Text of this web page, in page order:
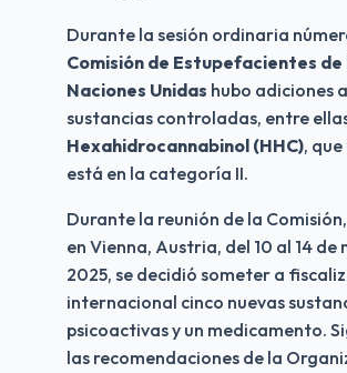
Comisión de Estupefacientes de
Naciones Unidas hubo adiciones
Hexahidrocannabinol (HHC),
está en la categoría II.
Durante la reunión de la
en Vienna, Austria, del 10 al 14 de
2025, se decidió someter a
internacional cinco nuevas
psicoactivas y un medicamento.
las recomendaciones de la